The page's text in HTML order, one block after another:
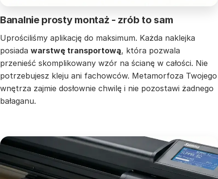
Banalnie prosty montaż - zrób to sam
Uprościliśmy aplikację do maksimum. Każda naklejka
posiada warstwę transportową, która pozwala
przenieść skomplikowany wzór na ścianę w całości. Nie
potrzebujesz kleju ani fachowców. Metamorfoza Twojego
wnętrza zajmie dosłownie chwilę i nie pozostawi żadnego
bałaganu.